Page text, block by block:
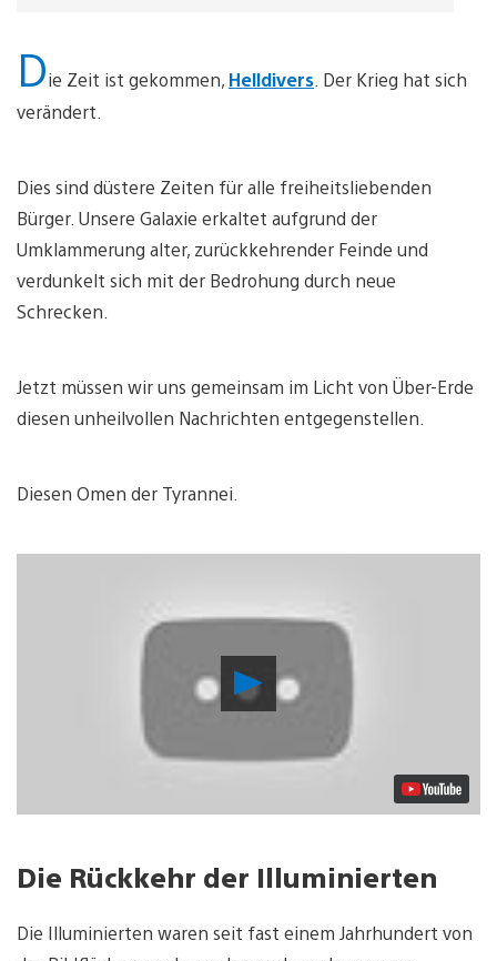
Die Zeit ist gekommen, Helldivers . Der Krieg hat sich
verändert.
Dies sind düstere Zeiten für alle freiheitsliebenden
Bürger. Unsere Galaxie erkaltet aufgrund der
Umklammerung alter, zurückkehrender Feinde und
verdunkelt sich mit der Bedrohung durch neue
Schrecken.
Jetzt müssen wir uns gemeinsam im Licht von Über-Erde
diesen unheilvollen Nachrichten entgegenstellen.
Diesen Omen der Tyrannei.
Video
abspielen
Die Rückkehr der Illuminierten
Die Illuminierten waren seit fast einem Jahrhundert von